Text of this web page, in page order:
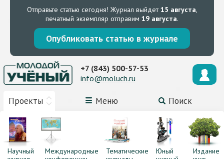
Отправьте статью сегодня! Журнал выйдет15 августа,
печатный экземпляр отправим 19 августа.
Опубликовать статью в журнале
Проекты Меню Поиск
+7 (843) 500-57-53
info@moluch.ru
Научный
Международные
Тематические
Юный
Издание